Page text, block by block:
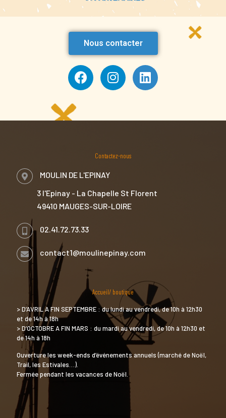
Nous contacter
Contactez-nous
MOULIN DE L'EPINAY
3 l'Epinay - La Chapelle St Florent
49410 MAUGES-SUR-LOIRE
02.41.72.73.33
contact1@moulinepinay.com
Accueil/ boutique
> D’AVRIL A FIN SEPTEMBRE : du lundi au vendredi, de 10h à 12h30
et de 14h à 18h
> D’OCTOBRE A FIN MARS : du mardi au vendredi, de 10h à 12h30 et
de 14h à 18h
Ouverture les week-ends d’événements annuels (marché de Noël,
Trail, les Estivales…).
Fermée pendant les vacances de Noël.